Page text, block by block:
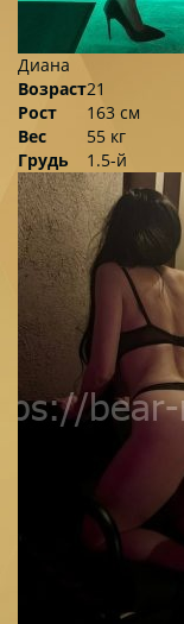
Диана
Возраст21
Рост
163 см
Вес
55 кг
Грудь
1.5-й